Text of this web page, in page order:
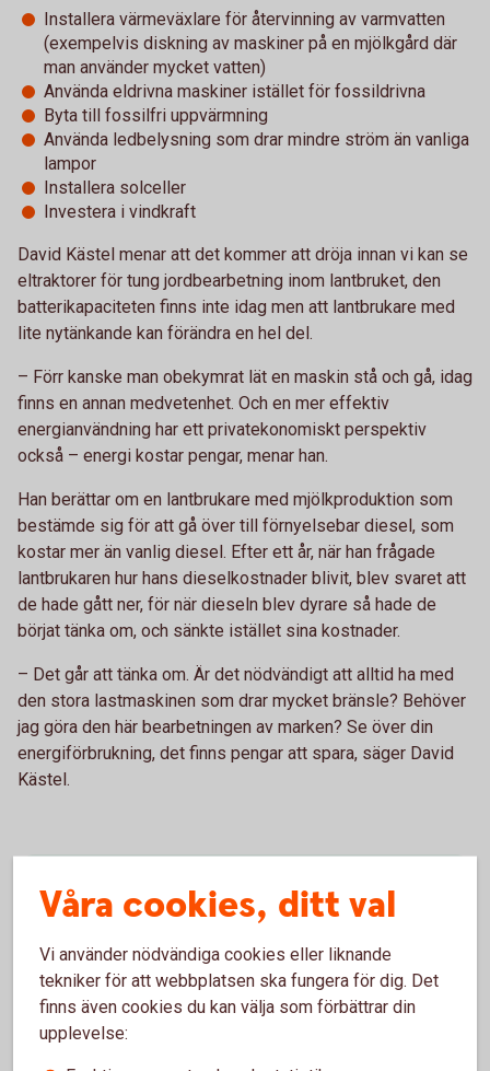
Installera värmeväxlare för återvinning av varmvatten
(exempelvis diskning av maskiner på en mjölkgård där
man använder mycket vatten)
Använda eldrivna maskiner istället för fossildrivna
Byta till fossilfri uppvärmning
Använda ledbelysning som drar mindre ström än vanliga
lampor
Installera solceller
Investera i vindkraft
David Kästel menar att det kommer att dröja innan vi kan se
eltraktorer för tung jordbearbetning inom lantbruket, den
batterikapaciteten finns inte idag men att lantbrukare med
lite nytänkande kan förändra en hel del.
– Förr kanske man obekymrat lät en maskin stå och gå, idag
finns en annan medvetenhet. Och en mer effektiv
energianvändning har ett privatekonomiskt perspektiv
också – energi kostar pengar, menar han.
Han berättar om en lantbrukare med mjölkproduktion som
bestämde sig för att gå över till förnyelsebar diesel, som
kostar mer än vanlig diesel. Efter ett år, när han frågade
lantbrukaren hur hans dieselkostnader blivit, blev svaret att
de hade gått ner, för när dieseln blev dyrare så hade de
börjat tänka om, och sänkte istället sina kostnader.
– Det går att tänka om. Är det nödvändigt att alltid ha med
den stora lastmaskinen som drar mycket bränsle? Behöver
jag göra den här bearbetningen av marken? Se över din
energiförbrukning, det finns pengar att spara, säger David
Kästel.
Prata med våra skogs- och
lantbruksspecialister
Som kund hos oss får du tillgång till kompetens
inom juridik, ägarskifte, försäkrings- och
pensionslösningar, finansiering och placeringar.
Våra cookies, ditt val
Vi använder nödvändiga cookies eller liknande
tekniker för att webbplatsen ska fungera för dig. Det
finns även cookies du kan välja som förbättrar din
upplevelse: